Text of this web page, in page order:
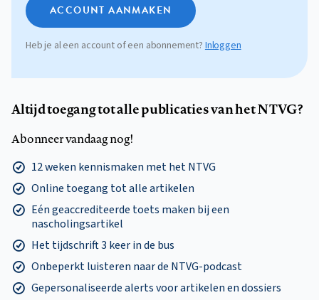
ACCOUNT AANMAKEN
Heb je al een account of een abonnement? Inloggen
Altijd toegang tot alle publicaties van het NTVG?
Abonneer vandaag nog!
12 weken kennismaken met het NTVG
Online toegang tot alle artikelen
Eén geaccrediteerde toets maken bij een
nascholingsartikel
Het tijdschrift 3 keer in de bus
Onbeperkt luisteren naar de NTVG-podcast
Gepersonaliseerde alerts voor artikelen en dossiers